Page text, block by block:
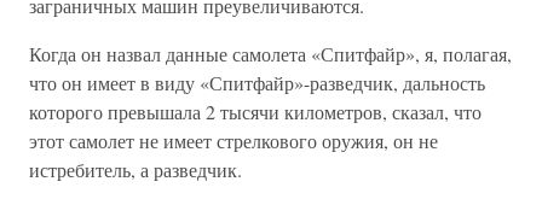
заграничных машин преувеличиваются.
Когда он назвал данные самолета «Спитфайр», я, полагая,
что он имеет в виду «Спитфайр»-разведчик, дальность
которого превышала 2 тысячи километров, сказал, что
этот самолет не имеет стрелкового оружия, он не
истребитель, а разведчик.